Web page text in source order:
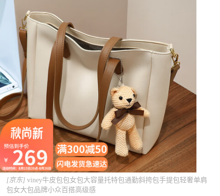
[京东] viney牛皮包包女包大容量托特包通勤斜挎包手提包轻奢单肩
包女大包品牌小众百搭高级感